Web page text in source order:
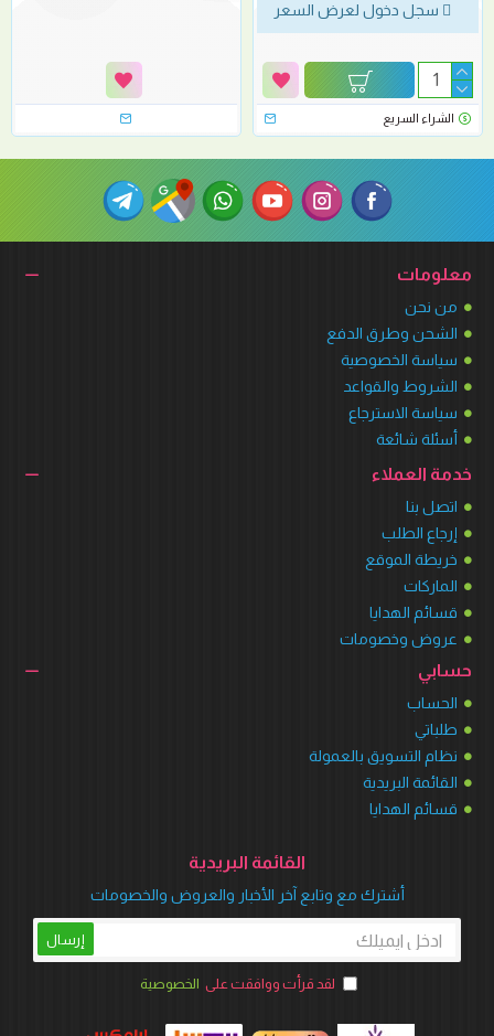
سجل دخول لعرض السعر
الشراء السريع
معلومات
من نحن
الشحن وطرق الدفع
سياسة الخصوصية
الشروط والقواعد
سياسة الاسترجاع
أسئلة شائعة
خدمة العملاء
اتصل بنا
إرجاع الطلب
خريطة الموقع
الماركات
قسائم الهدايا
عروض وخصومات
حسابي
الحساب
طلباتي
نظام التسويق بالعمولة
القائمة البريدية
قسائم الهدايا
القائمة البريدية
أشترك مع وتابع آخر الأخبار والعروض والخصومات
إرسال
لقد قرأت ووافقت على الخصوصية